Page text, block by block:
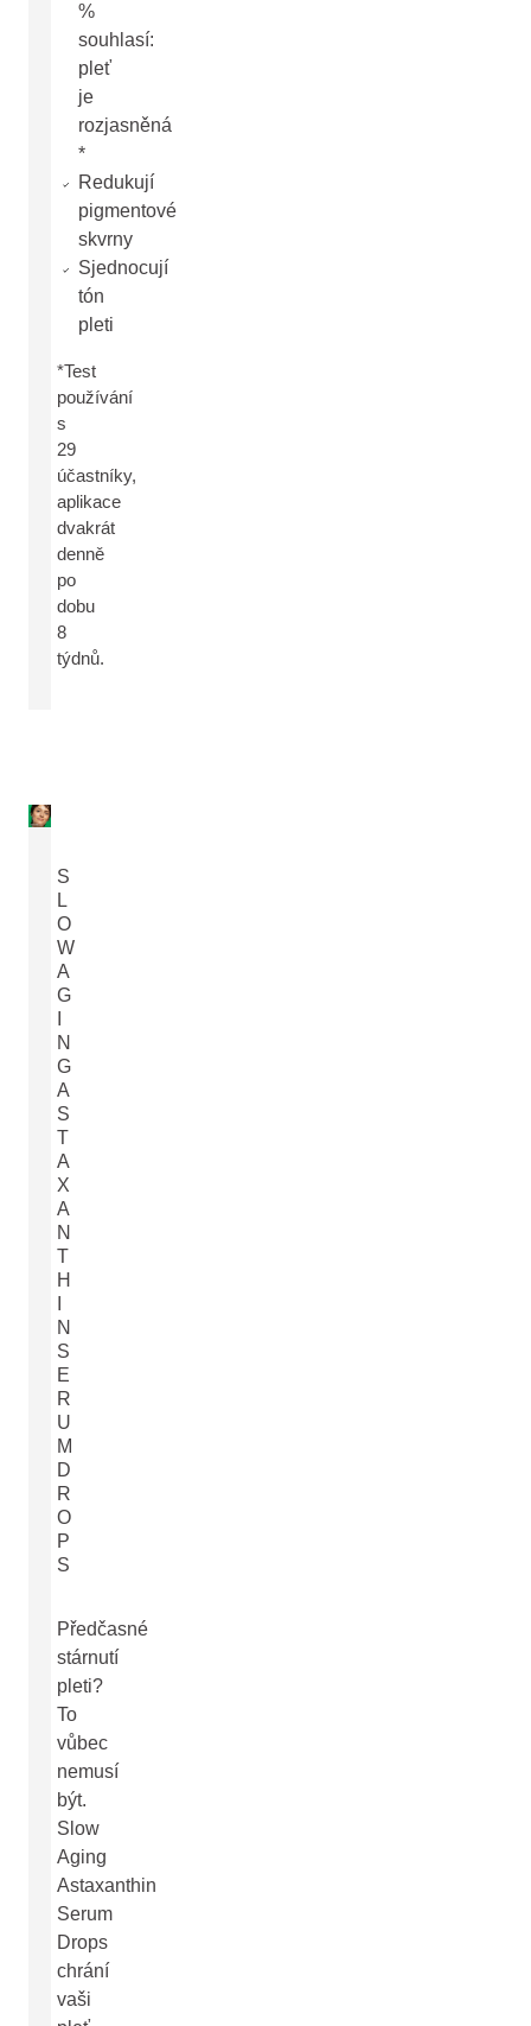
%
souhlasí:
pleť
je
rozjasněná
*
Redukují
pigmentové
skvrny
Sjednocují
tón
pleti
*Test
používání
s
29
účastníky,
aplikace
dvakrát
denně
po
dobu
8
týdnů.
S
L
O
W
A
G
N
G
A
S
T
A
X
A
N
T
H
N
S
E
R
U
M
D
R
O
P
S
Předčasné
stárnutí
pleti?
To
vůbec
nemusí
být.
Slow
Aging
Astaxanthin
Serum
Drops
chrání
vaši